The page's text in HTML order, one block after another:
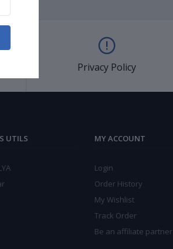
Privacy Policy
UTILS MY ACCOUNT
Login
Order History
My Wishlist
Track Order
Be an affiliate partner